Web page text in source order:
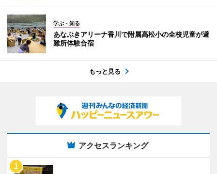
学ぶ・知る
あなぶきアリーナ香川で附属高松小の全校児童が避
難所体験合宿
もっと見る
アクセスランキング